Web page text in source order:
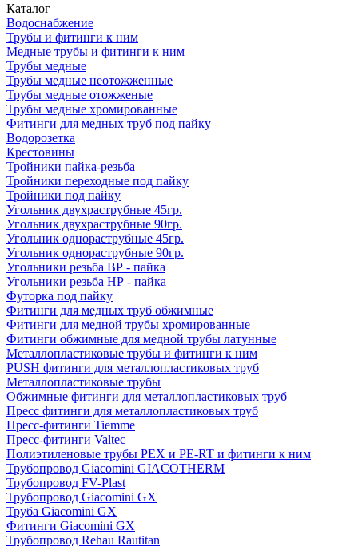
Каталог
Водоснабжение
Трубы и фитинги к ним
Медные трубы и фитинги к ним
Трубы медные
Трубы медные неотожженные
Трубы медные отожженые
Трубы медные хромированные
Фитинги для медных труб под пайку
Водорозетка
Крестовины
Тройники пайка-резьба
Тройники переходные под пайку
Тройники под пайку
Угольник двухраструбные 45гр.
Угольник двухраструбные 90гр.
Угольник однораструбные 45гр.
Угольник однораструбные 90гр.
Угольники резьба ВР - пайка
Угольники резьба НР - пайка
Футорка под пайку
Фитинги для медных труб обжимные
Фитинги для медной трубы хромированные
Фитинги обжимные для медной трубы латунные
Металлопластиковые трубы и фитинги к ним
PUSH фитинги для металлопластиковых труб
Металлопластиковые трубы
Обжимные фитинги для металлопластиковых труб
Пресс фитинги для металлопластиковых труб
Пресс-фитинги Tiemme
Пресс-фитинги Valtec
Полиэтиленовые трубы PEX и PE-RT и фитинги к ним
Трубопровод Giacomini GIACOTHERM
Трубопровод FV-Plast
Трубопровод Giacomini GX
Труба Giacomini GX
Фитинги Giacomini GX
Трубопровод Rehau Rautitan